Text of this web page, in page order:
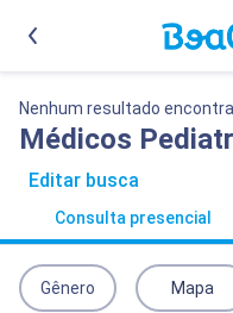
Nenhum resultado
Médicos
Editar busca
Consulta presencial
Gênero Mapa